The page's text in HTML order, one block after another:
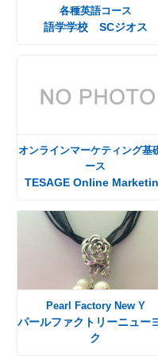
各種英語コース
語学学校 SCジオス
オンラインマーケティング基
ース
TESAGE Online
Pearl Factory New Y
パールファクトリーニュー
ク